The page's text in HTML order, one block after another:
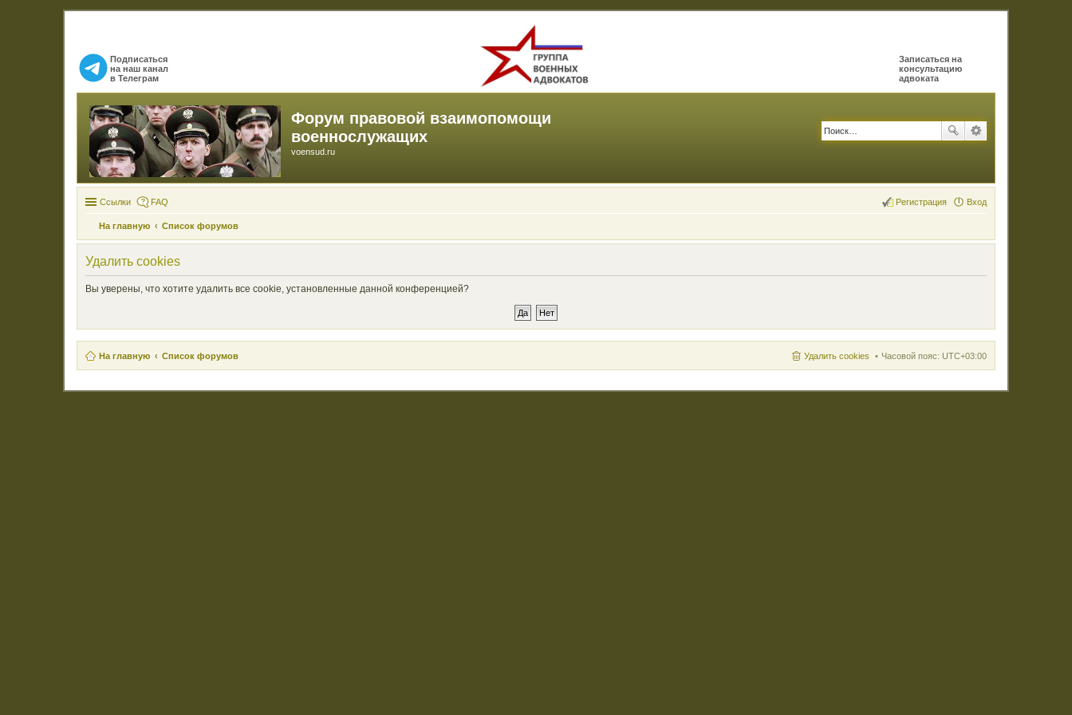
Подписаться
на наш канал
в Телеграм
Записаться на
консультацию
адвоката
Форум правовой взаимопомощи
военнослужащих
voensud.ru
Ссылки FAQ Вход
Регистрация
На главную Список форумов
Удалить cookies
Вы уверены, что хотите удалить все cookie, установленные данной конференцией?
На главную Список форумов Часовой пояс: UTC+03:00
Удалить cookies